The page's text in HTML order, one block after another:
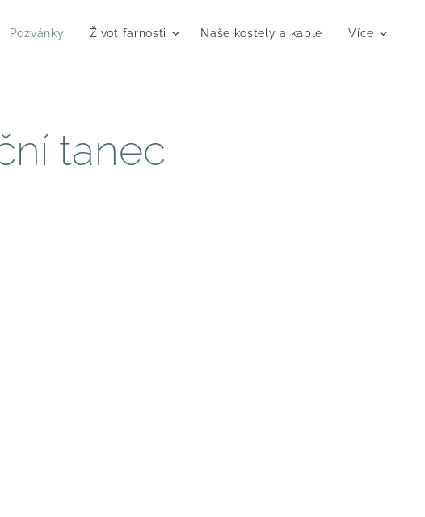
Pozvánky Život farnosti Naše kostely a kaple Více
tanec